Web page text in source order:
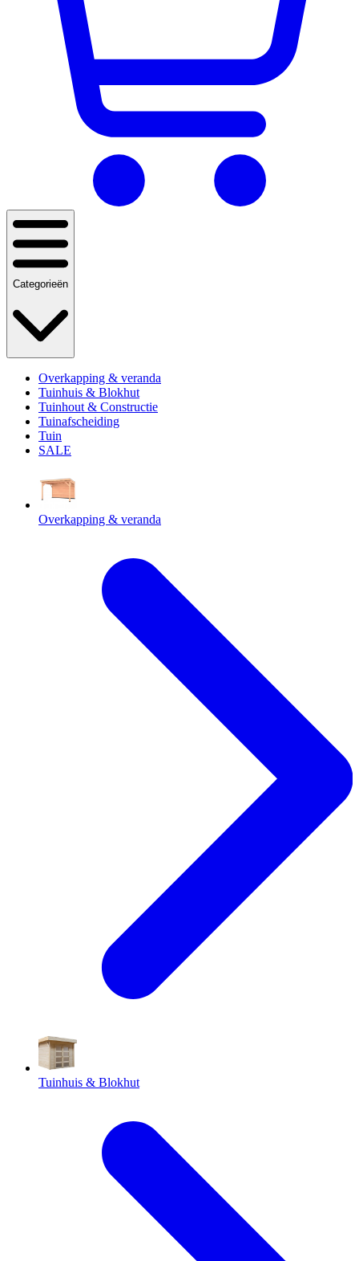
Categorieën
Overkapping & veranda
Tuinhuis & Blokhut
Tuinhout & Constructie
Tuinafscheiding
Tuin
SALE
Overkapping & veranda
Tuinhuis & Blokhut